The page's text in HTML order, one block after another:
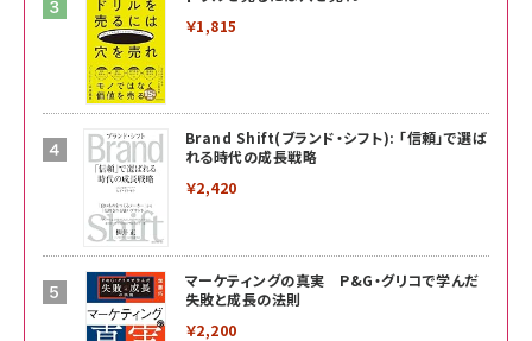
￥1,815
Brand Shift(ブランド・シフト): 「信頼」で選ば
れる時代の成長戦略
￥2,420
マーケティングの真実 P&G・グリコで学んだ
失敗と成長の法則
￥2,200